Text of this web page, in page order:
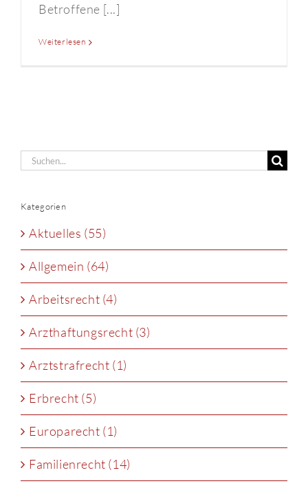
Betroffene [...]
Weiterlesen
Suche
Kategorien
Aktuelles (55)
Allgemein (64)
Arbeitsrecht (4)
Arzthaftungsrecht (3)
Arztstrafrecht (1)
Erbrecht (5)
Europarecht (1)
Familienrecht (14)